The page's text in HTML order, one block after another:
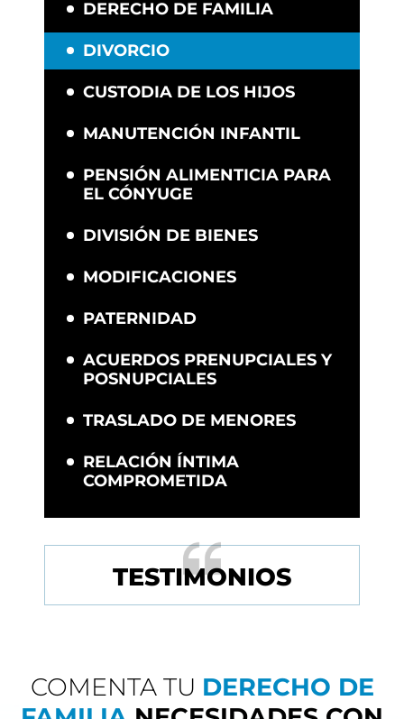
DERECHO DE FAMILIA
DIVORCIO
CUSTODIA DE LOS HIJOS
MANUTENCIÓN INFANTIL
PENSIÓN ALIMENTICIA PARA
EL CÓNYUGE
DIVISIÓN DE BIENES
MODIFICACIONES
PATERNIDAD
ACUERDOS PRENUPCIALES Y
POSNUPCIALES
TRASLADO DE MENORES
RELACIÓN ÍNTIMA
COMPROMETIDA
TESTIMONIOS
COMENTA TU DERECHO DE